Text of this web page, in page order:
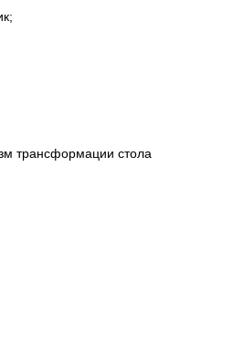
трансформации стола